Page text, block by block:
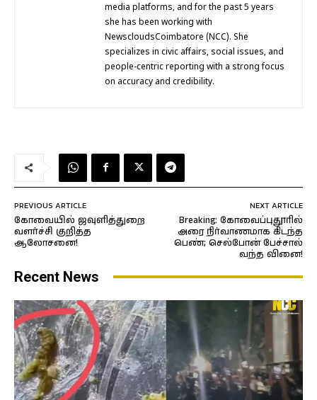
media platforms, and for the past 5 years
she has been working with
NewscloudsCoimbatore (NCC). She
specializes in civic affairs, social issues, and
people-centric reporting with a strong focus
on accuracy and credibility.
PREVIOUS ARTICLE
கோவையில் ஜவுளித்துறை
வளர்ச்சி குறித்த
ஆலோசனை!
NEXT ARTICLE
Breaking: கோவைப்புதூரில்
அரை நிர்வாணமாக கிடந்த
பெண்; செல்போன் பேச்சால்
வந்த வினை!
Recent News